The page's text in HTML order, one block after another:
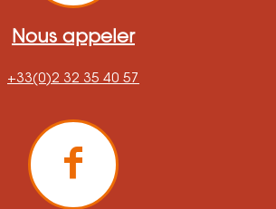
Nous appeler
+33(0)2 32 35 40 57